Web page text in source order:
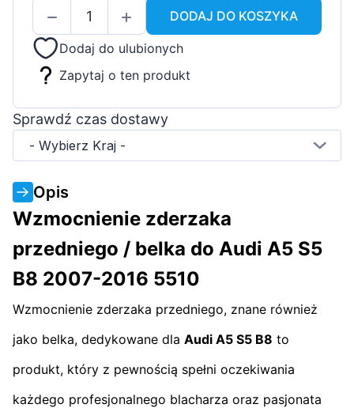
DODAJ DO KOSZYKA
Dodaj do ulubionych
Zapytaj o ten produkt
Sprawdź czas dostawy
- Wybierz Kraj -
Opis
Wzmocnienie zderzaka
przedniego / belka do Audi A5 S5
B8 2007-2016 5510
Wzmocnienie zderzaka przedniego, znane również
jako belka, dedykowane dla Audi A5 S5 B8 to
produkt, który z pewnością spełni oczekiwania
każdego profesjonalnego blacharza oraz pasjonata